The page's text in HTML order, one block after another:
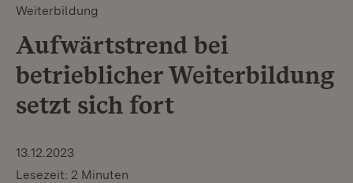
Weiterbildung
Aufwärtstrend bei
betrieblicher Weiterbildung
setzt sich fort
13.12.2023
Lesezeit: 2 Minuten